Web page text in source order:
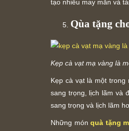
tạo nhiều may mắn và
Qùa tặng
Kẹp cà vạt mạ vàng là
Kẹp cà vạt là một
sang trọng, lịch lãm và
sang trọng và lịch lãm
Những mónquà tặng